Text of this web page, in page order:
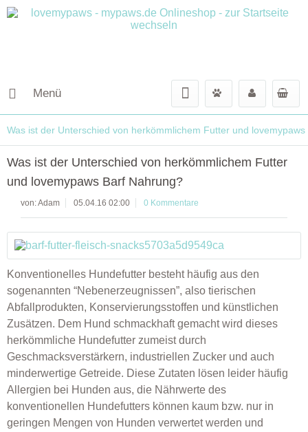
Menü
Was ist der Unterschied von herkömmlichem Futter und
Was ist der Unterschied von herkömmlichem Futter
und lovemypaws Barf Nahrung?
von:Adam 05.04.16 02:00 0 Kommentare
Konventionelles Hundefutter besteht häufig aus den
sogenannten “Nebenerzeugnissen”, also tierischen
Abfallprodukten, Konservierungsstoffen und künstlichen
Zusätzen. Dem Hund schmackhaft gemacht wird dieses
herkömmliche Hundefutter zumeist durch
Geschmacksverstärkern, industriellen Zucker und auch
minderwertige Getreide. Diese Zutaten lösen leider häufig
Allergien bei Hunden aus, die Nährwerte des
konventionellen Hundefutters können kaum bzw. nur in
geringen Mengen von Hunden verwertet werden und